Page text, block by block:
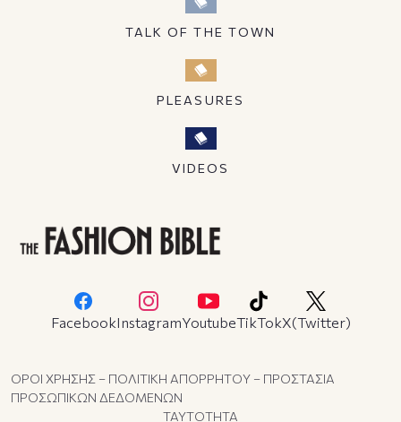
TALK OF THE TOWN
PLEASURES
VIDEOS
FacebookInstagramYoutubeTikTokX(Twitter)
ΟΡΟΙ ΧΡΗΣΗΣ – ΠΟΛΙΤΙΚΗ ΑΠΟΡΡΗΤΟΥ – ΠΡΟΣΤΑΣΙΑ
ΠΡΟΣΩΠΙΚΩΝ ΔΕΔΟΜΕΝΩΝ
ΤΑΥΤΟΤΗΤΑ